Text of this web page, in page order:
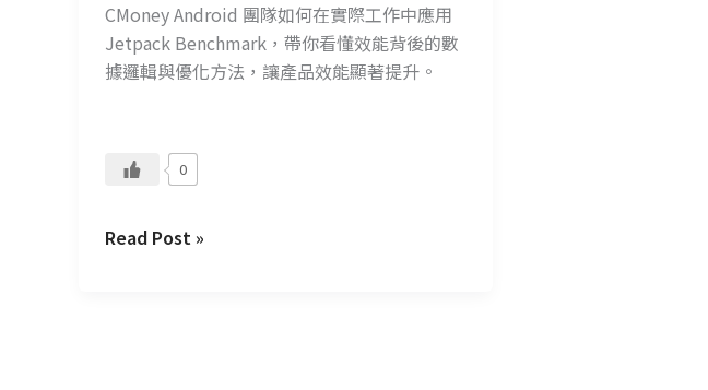
CMoney Android 團隊如何在實際工作中應用
Jetpack Benchmark，帶你看懂效能背後的數
據邏輯與優化方法，讓產品效能顯著提升。
0
秘
密
Read Post »